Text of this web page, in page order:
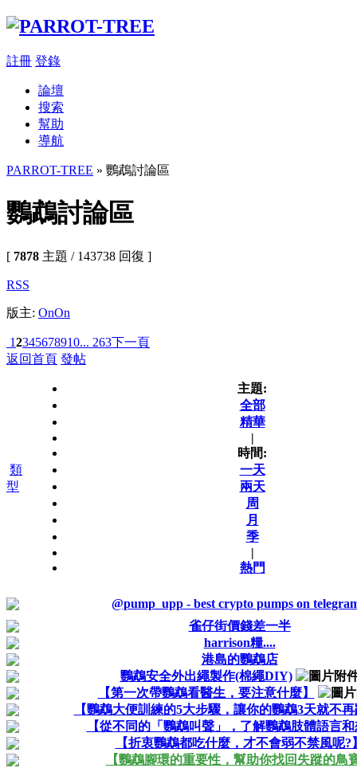
註冊 登錄
論壇
搜索
幫助
導航
PARROT-TREE » 鸚鵡討論區
鸚鵡討論區
[ 7878 主題 / 143738 回復 ]
RSS
版主: OnOn
12345678910... 263下一頁
返回首頁 發帖
類
型
主題:
全部
精華
|
時間:
一天
兩天
周
月
季
|
熱門
@pump_upp - best crypto pumps on
雀仔街價錢差一半
harrison糧....
港島的鸚鵡店
鸚鵡安全外出繩製作(棉繩DIY)
【第一次帶鸚鵡看醫生，要注意什麼】
【鸚鵡大便訓練的5大步驟，讓你的鸚鵡3天就不
【從不同的「鸚鵡叫聲」，了解鸚鵡肢體語言
【折衷鸚鵡都吃什麼，才不會弱不禁風呢?
【鸚鵡腳環的重要性，幫助你找回失蹤的鳥